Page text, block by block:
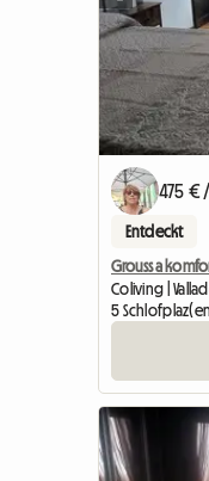
475 €
Entdeckt
Grouss a
Coliving |
5